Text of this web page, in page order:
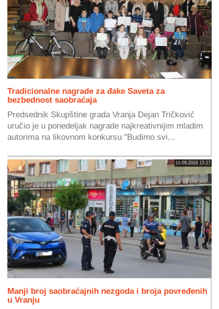
Tradicionalne nagrade za đake Saveta za
bezbednost saobraćaja
Predsednik Skupštine grada Vranja Dejan Tričković
uručio je u ponedeljak nagrade najkreativnijim mladim
autorima na likovnom konkursu "Budimo svi...
16.09.2019 15:27
Manji broj saobraćajnih nezgoda i broja povređenih
u Vranju